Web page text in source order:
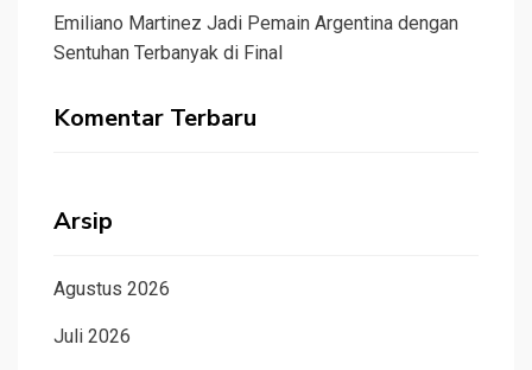
Emiliano Martinez Jadi Pemain Argentina dengan
Sentuhan Terbanyak di Final
Komentar Terbaru
Arsip
Agustus 2026
Juli 2026